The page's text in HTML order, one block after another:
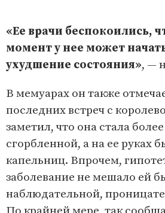
«Ее врачи беспокоились,
момент у нее может
ухудшение состояния», —
В мемуарах он также
последних встреч с
заметил, что она стала
сгорбленной, а на ее руках
капельниц. Впрочем,
заболевание не мешало ей
наблюдательной,